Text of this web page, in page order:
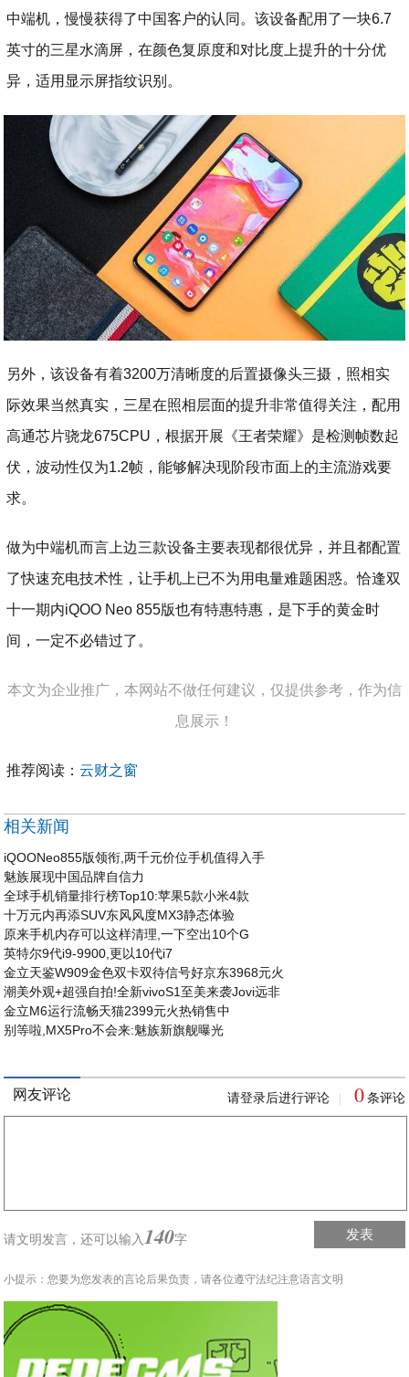
中端机，慢慢获得了中国客户的认同。该设备配用了一块6.7
英寸的三星水滴屏，在颜色复原度和对比度上提升的十分优
异，适用显示屏指纹识别。
另外，该设备有着3200万清晰度的后置摄像头三摄，照相实
际效果当然真实，三星在照相层面的提升非常值得关注，配用
高通芯片骁龙675CPU，根据开展《王者荣耀》是检测帧数起
伏，波动性仅为1.2帧，能够解决现阶段市面上的主流游戏要
求。
做为中端机而言上边三款设备主要表现都很优异，并且都配置
了快速充电技术性，让手机上已不为用电量难题困惑。恰逢双
十一期内iQOO Neo 855版也有特惠特惠，是下手的黄金时
间，一定不必错过了。
本文为企业推广，本网站不做任何建议，仅提供参考，作为信
息展示！
推荐阅读：云财之窗
相关新闻
iQOONeo855版领衔,两千元价位手机值得入手
魅族展现中国品牌自信力
全球手机销量排行榜Top10:苹果5款小米4款
十万元内再添SUV东风风度MX3静态体验
原来手机内存可以这样清理,一下空出10个G
英特尔9代i9-9900,更以10代i7
金立天鉴W909金色双卡双待信号好京东3968元火
潮美外观+超强自拍!全新vivoS1至美来袭Jovi远非
金立M6运行流畅天猫2399元火热销售中
别等啦,MX5Pro不会来:魅族新旗舰曝光
网友评论 请登录后进行评论 | 0 条评论
请文明发言，还可以输入 140字 发表
小提示：您要为您发表的言论后果负责，请各位遵守法纪注意语言文明